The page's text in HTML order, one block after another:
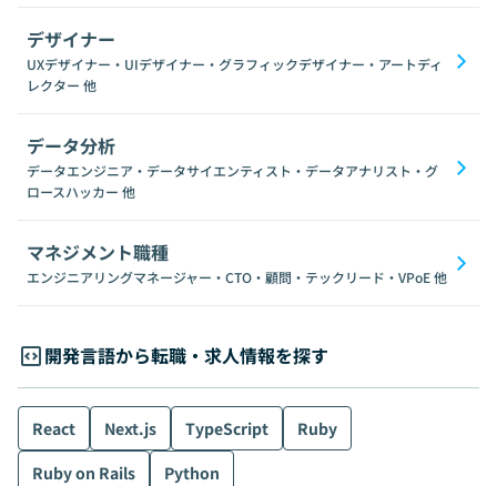
デザイナー
UXデザイナー・UIデザイナー・グラフィックデザイナー・アートディ
レクター 他
データ分析
データエンジニア・データサイエンティスト・データアナリスト・グ
ロースハッカー 他
マネジメント職種
エンジニアリングマネージャー・CTO・顧問・テックリード・VPoE他
開発言語から転職・求人情報を探す
React Next.js TypeScript
Ruby
Ruby on Rails
Python